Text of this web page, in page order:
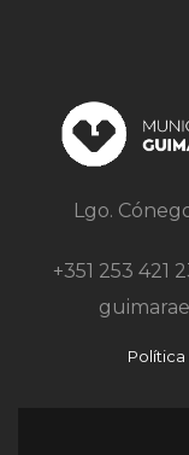
Lgo.
+351 253 421